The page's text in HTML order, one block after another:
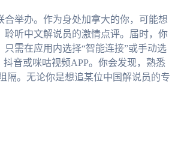
举办。作为身处加拿大的你，可能想
听中文解说员的激情点评。届时，你
需在应用内选择“智能连接”或手动选
音或咪咕视频APP。你会发现，熟悉
隔。无论你是想追某位中国解说员的专